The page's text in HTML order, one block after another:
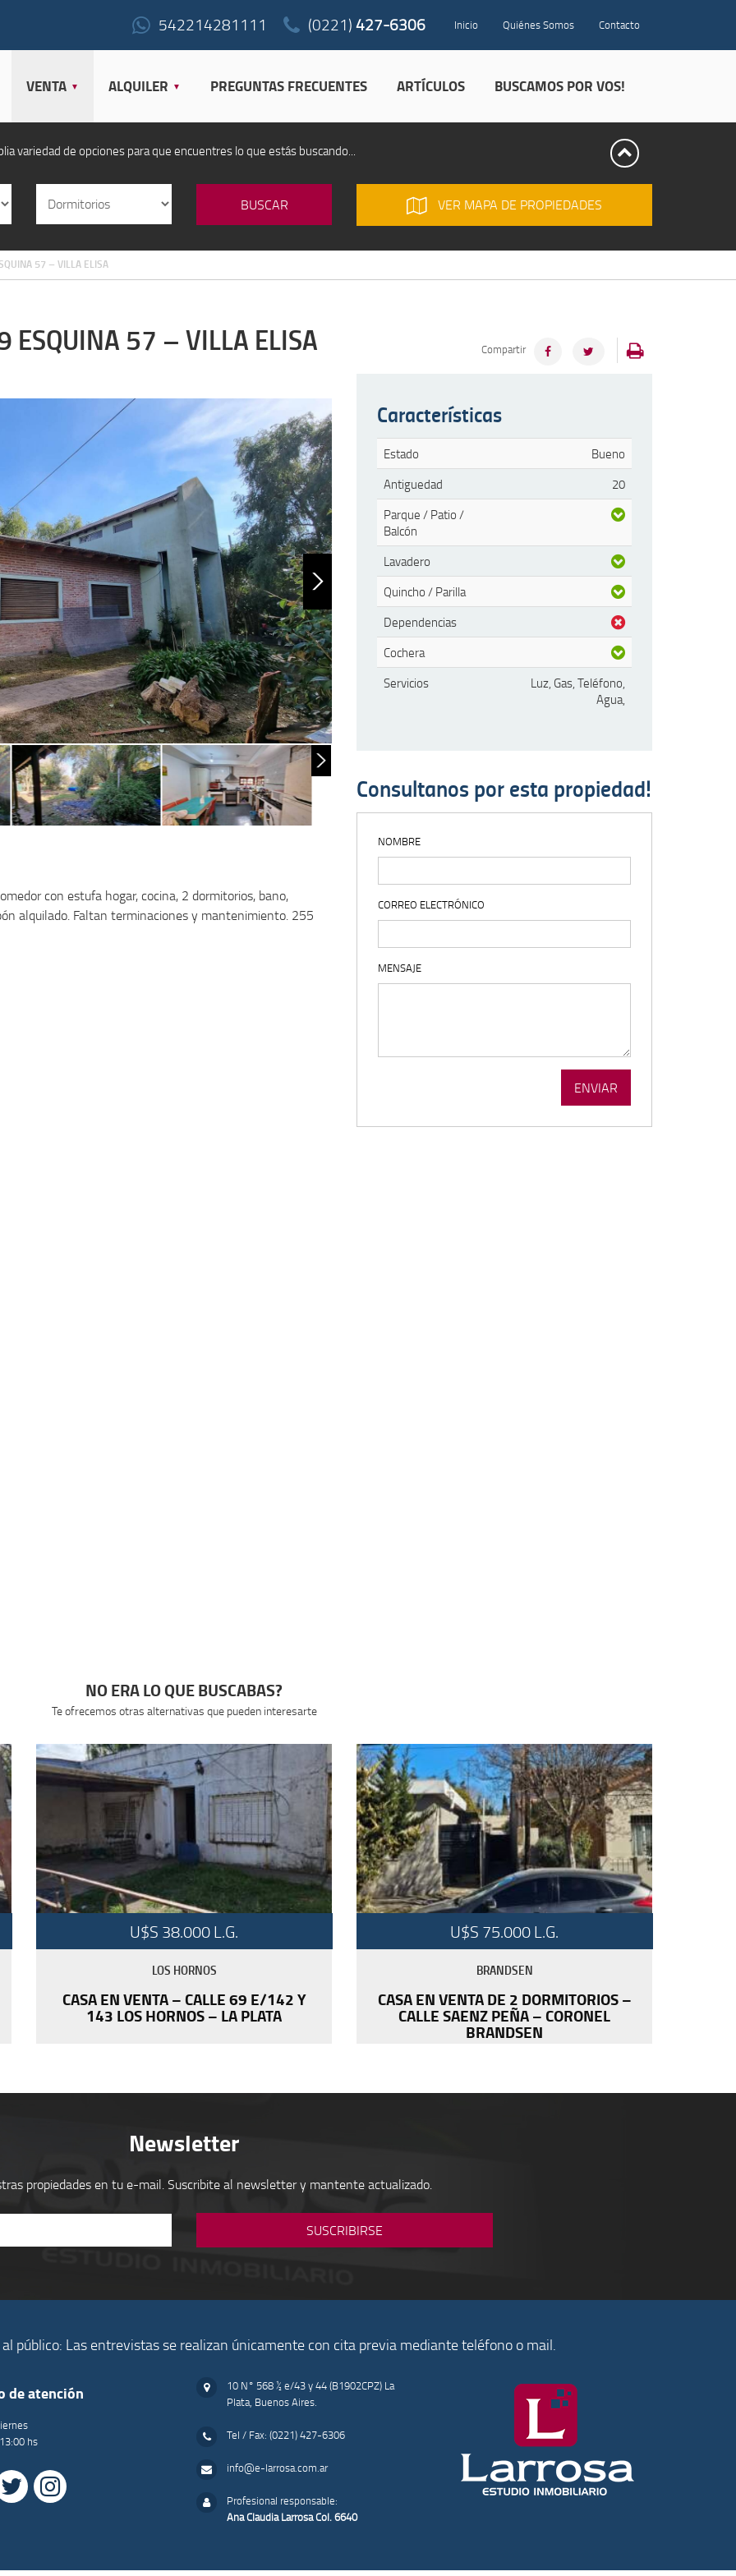
Inicio Quiénes Somos Contacto
(0221)427-6306
542214281111
VENTA ALQUILER PREGUNTAS FRECUENTES ARTÍCULOS BUSCAMOS POR VOS!
variedad de opciones para que encuentres lo que estás buscando...
VER MAPA DE PROPIEDADES
57 – VILLA ELISA
ESQUINA 57 – VILLA ELISA
will throw an Error in a future version of PHP) in /www/e-
venta.phpon line59
con estufa hogar, cocina, 2 dormitorios, bano,
alquilado. Faltan terminaciones y mantenimiento. 255
Compartir
Características
Estado
Bueno
Antiguedad
20
Parque / Patio /
Balcón
Lavadero
Quincho / Parilla
Dependencias
Cochera
Servicios
Luz, Gas, Teléfono,
Agua,
Consultanos por esta propiedad!
NOMBRE
CORREO ELECTRÓNICO
MENSAJE
NO ERA LO QUE BUSCABAS?
Te ofrecemos otras alternativas que pueden interesarte
U$S 38.000 L.G.
LOS HORNOS
CASA EN VENTA – CALLE 69 E/142 Y
143 LOS HORNOS – LA PLATA
U$S 75.000 L.G.
BRANDSEN
CASA EN VENTA DE 2 DORMITORIOS –
CALLE SAENZ PEÑA – CORONEL
BRANDSEN
Newsletter
propiedades en tu e-mail. Suscribite al newsletter y mantente actualizado.
público: Las entrevistas se realizan únicamente con cita previa mediante teléfono o mail.
de atención
hs
10 N° 568 ½ e/43 y 44 (B1902CPZ) La
Plata, Buenos Aires.
Tel / Fax: (0221) 427-6306
info@e-larrosa.com.ar
Profesional responsable:
Ana Claudia Larrosa Col. 6640